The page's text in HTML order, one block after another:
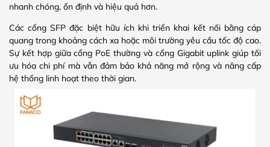
nhanh chóng, ổn định và hiệu quả hơn.
Các cổng SFP đặc biệt hữu ích khi triển khai kết nối bằng cáp
quang trong khoảng cách xa hoặc môi trường yêu cầu tốc độ cao.
Sự kết hợp giữa cổng PoE thường và cổng Gigabit uplink giúp tối
ưu hóa chi phí mà vẫn đảm bảo khả năng mở rộng và nâng cấp
hệ thống linh hoạt theo thời gian.